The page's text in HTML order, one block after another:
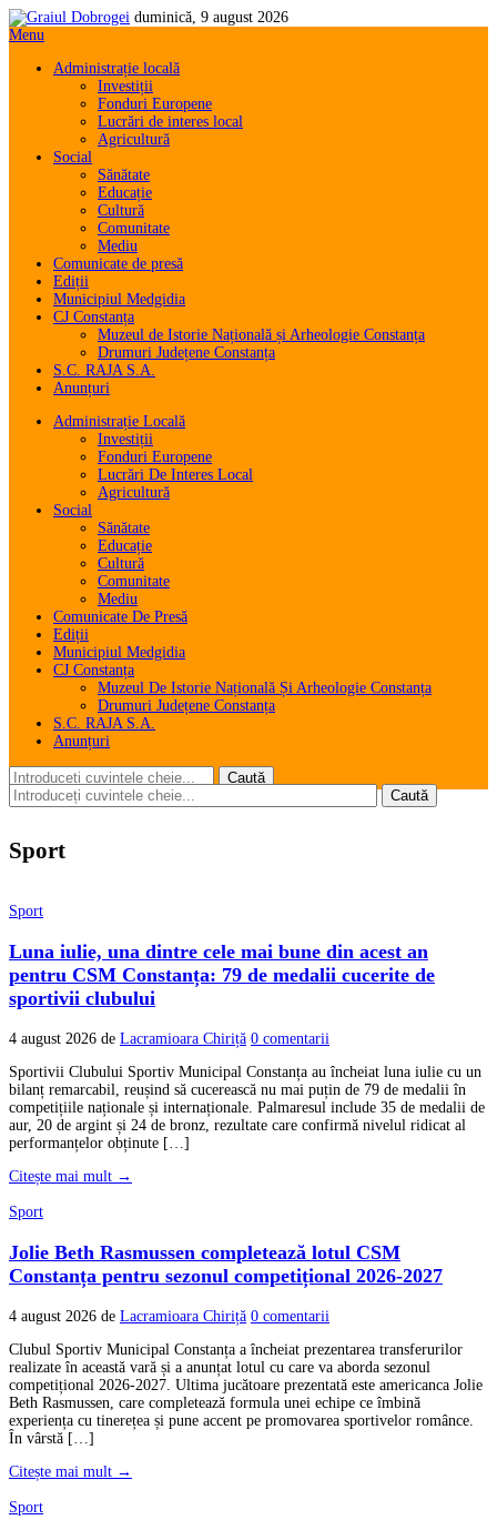
duminică, 9 august 2026
Menu
Administrație locală
Investiții
Fonduri Europene
Lucrări de interes local
Agricultură
Social
Sănătate
Educație
Cultură
Comunitate
Mediu
Comunicate de presă
Ediții
Municipiul Medgidia
CJ Constanța
Muzeul de Istorie Națională și Arheologie Constanța
Drumuri Județene Constanța
S.C. RAJA S.A.
Anunțuri
Administrație Locală
Investiții
Fonduri Europene
Lucrări De Interes Local
Agricultură
Social
Sănătate
Educație
Cultură
Comunitate
Mediu
Comunicate De Presă
Ediții
Municipiul Medgidia
CJ Constanța
Muzeul De Istorie Națională Și Arheologie Constanța
Drumuri Județene Constanța
S.C. RAJA S.A.
Anunțuri
Sport
Sport
Luna iulie, una dintre cele mai bune din acest an
pentru CSM Constanța: 79 de medalii cucerite de
sportivii clubului
4 august 2026 de Lacramioara Chiriță 0 comentarii
Sportivii Clubului Sportiv Municipal Constanța au încheiat luna iulie cu un
bilanț remarcabil, reușind să cucerească nu mai puțin de 79 de medalii în
competițiile naționale și internaționale. Palmaresul include 35 de medalii de
aur, 20 de argint și 24 de bronz, rezultate care confirmă nivelul ridicat al
performanțelor obținute […]
Citește mai mult →
Sport
Jolie Beth Rasmussen completează lotul CSM
Constanța pentru sezonul competițional 2026-2027
4 august 2026 de Lacramioara Chiriță 0 comentarii
Clubul Sportiv Municipal Constanța a încheiat prezentarea transferurilor
realizate în această vară și a anunțat lotul cu care va aborda sezonul
competițional 2026-2027. Ultima jucătoare prezentată este americanca Jolie
Beth Rasmussen, care completează formula unei echipe ce îmbină
experiența cu tinerețea și pune accent pe promovarea sportivelor românce.
În vârstă […]
Citește mai mult →
Sport